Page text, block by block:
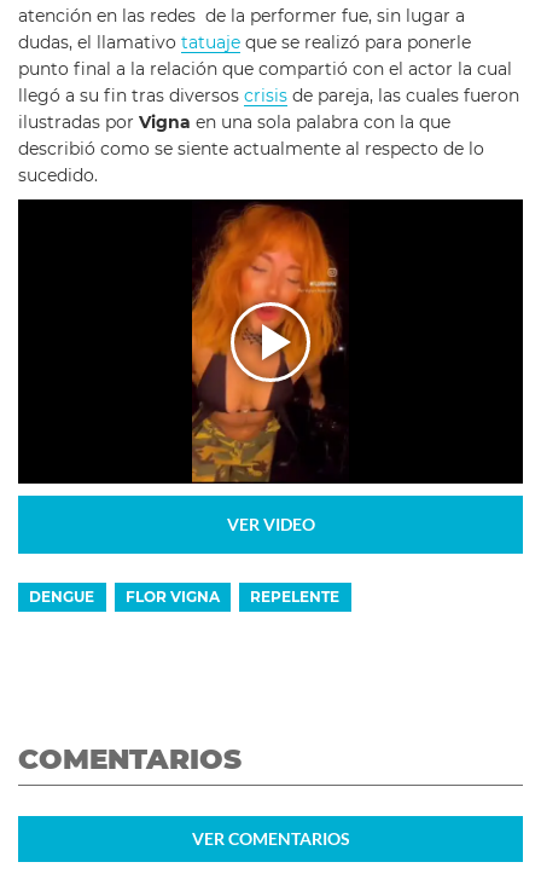
atención en las redes de la performer fue, sin lugar a
dudas, el llamativo tatuaje que se realizó para ponerle
punto final a la relación que compartió con el actor la cual
llegó a su fin tras diversos crisis de pareja, las cuales fueron
ilustradas por Vigna en una sola palabra con la que
describió como se siente actualmente al respecto de lo
sucedido.
VER VIDEO
DENGUE FLOR VIGNA REPELENTE
COMENTARIOS
VER COMENTARIOS